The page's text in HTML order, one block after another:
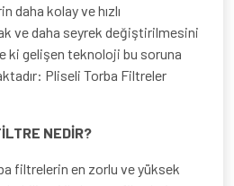
daha kolay ve hızlı
ve daha seyrek değiştirilmesini
ki gelişen teknoloji bu soruna
Pliseli Torba Filtreler
NEDİR?
filtrelerin en zorlu ve yüksek